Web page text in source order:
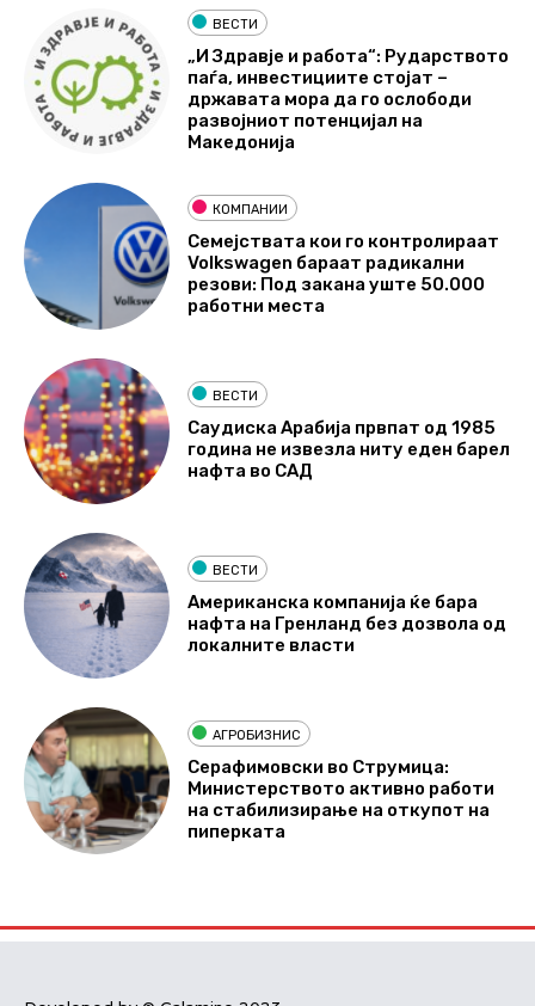
ВЕСТИ
„И Здравје и работа“: Рударството
паѓа, инвестициите стојат –
државата мора да го ослободи
развојниот потенцијал на
Македонија
КОМПАНИИ
Семејствата кои го контролираат
Volkswagen бараат радикални
резови: Под закана уште 50.000
работни места
ВЕСТИ
Саудиска Арабија првпат од 1985
година не извезла ниту еден барел
нафта во САД
ВЕСТИ
Американска компанија ќе бара
нафта на Гренланд без дозвола од
локалните власти
АГРОБИЗНИС
Серафимовски во Струмица:
Министерството активно работи
на стабилизирање на откупот на
пиперката